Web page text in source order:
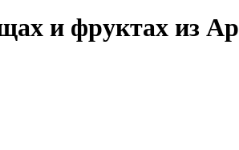
и фруктах из